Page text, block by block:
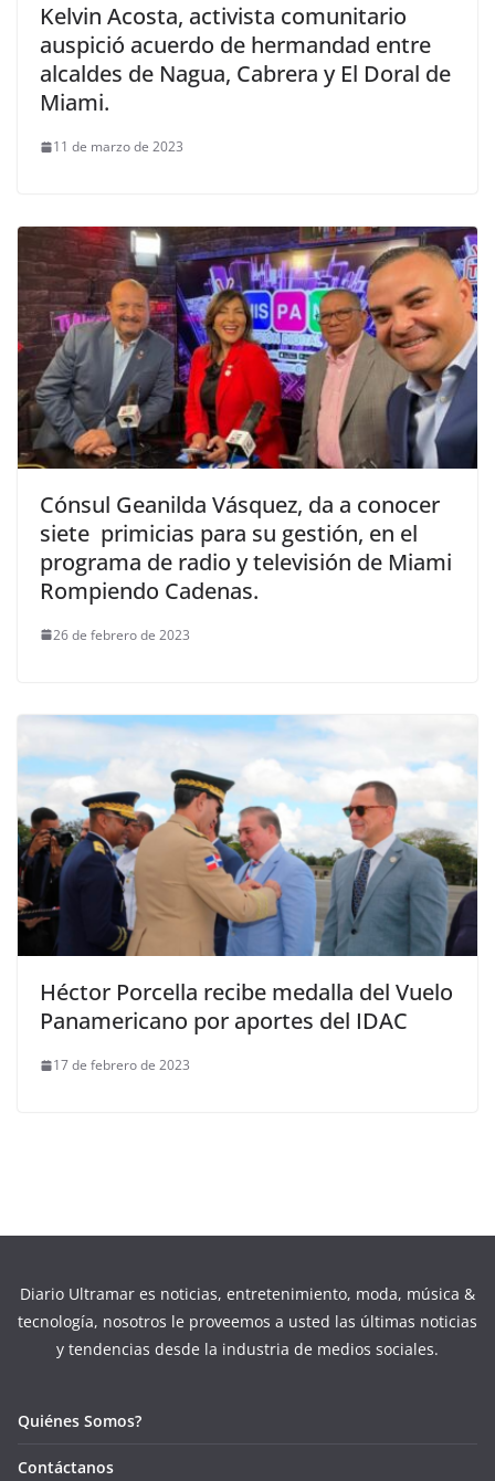
Kelvin Acosta, activista comunitario
auspició acuerdo de hermandad entre
alcaldes de Nagua, Cabrera y El Doral de
Miami.
11 de marzo de 2023
Cónsul Geanilda Vásquez, da a conocer
siete primicias para su gestión, en el
programa de radio y televisión de Miami
Rompiendo Cadenas.
26 de febrero de 2023
Héctor Porcella recibe medalla del Vuelo
Panamericano por aportes del IDAC
17 de febrero de 2023
Diario Ultramar es noticias, entretenimiento, moda, música &
tecnología, nosotros le proveemos a usted las últimas noticias
y tendencias desde la industria de medios sociales.
Quiénes Somos?
Contáctanos